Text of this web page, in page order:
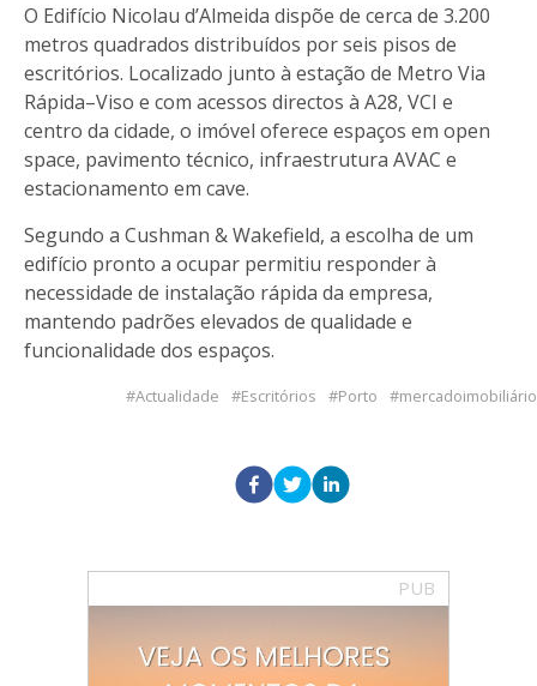
O Edifício Nicolau d’Almeida dispõe de cerca de 3.200
metros quadrados distribuídos por seis pisos de
escritórios. Localizado junto à estação de Metro Via
Rápida–Viso e com acessos directos à A28, VCI e
centro da cidade, o imóvel oferece espaços em open
space, pavimento técnico, infraestrutura AVAC e
estacionamento em cave.
Segundo a Cushman & Wakefield, a escolha de um
edifício pronto a ocupar permitiu responder à
necessidade de instalação rápida da empresa,
mantendo padrões elevados de qualidade e
funcionalidade dos espaços.
Actualidade Escritórios Porto mercadoimobiliário
PUB